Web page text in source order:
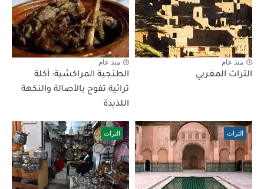
منذ عام
التراث المغربي
منذ عام
الطنجية المراكشية: أكلة
تراثية تفوح بالأصالة والنكهة
اللذيذة
التراث التراث